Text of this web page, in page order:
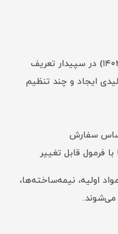
در ابتدای کار، سال مالی جدید (مثلاً ۱۴۰۴) در سپیدار تعریف
ایجاد و چند تنظیم
سفارش
فرمول قابل تغییر
اولیه، نیمه‌ساخته‌ها،